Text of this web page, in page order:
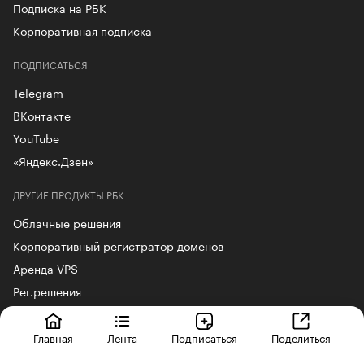
Подписка на РБК
Корпоративная подписка
ДРУГИЕ ПРОДУКТЫ РБК
Облачные решения
Корпоративный регистратор доменов
Аренда VPS
Рег.решения
Сайт знакомств podbor.ru
РБК Курсы
ПОДПИСАТЬСЯ
Telegram
ВКонтакте
YouTube
«Яндекс.Дзен»
Главная Лента Подписаться Поделиться